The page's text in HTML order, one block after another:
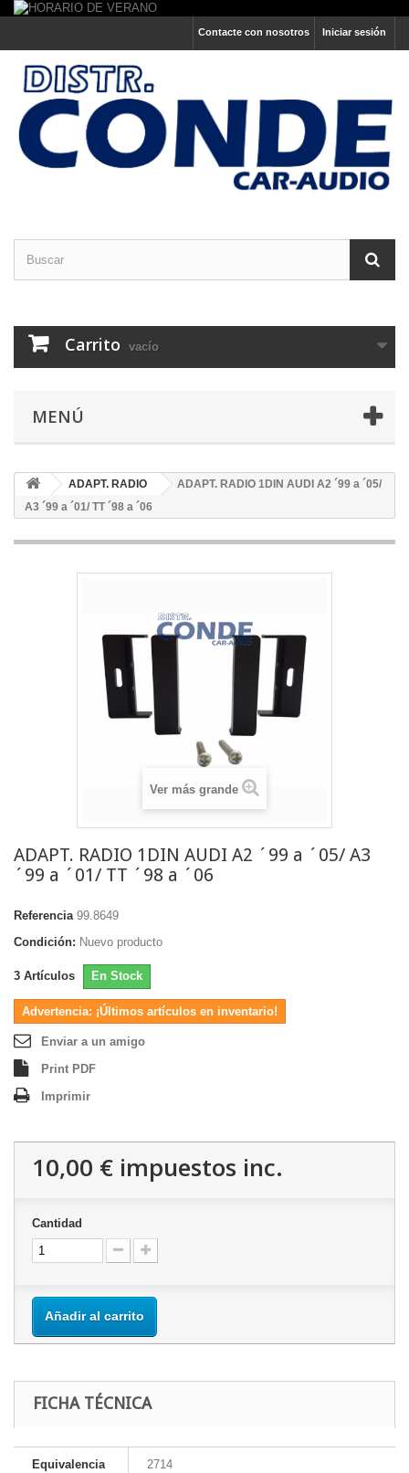
Iniciar sesión
Contacte con nosotros
Carrito vacío
MENÚ
ADAPT. RADIO
ADAPT. RADIO 1DIN AUDI A2 ´99 a ´05/
A3 ´99 a ´01/ TT ´98 a ´06
Ver más grande
ADAPT. RADIO 1DIN AUDI A2 ´99 a ´05/ A3
´99 a ´01/ TT ´98 a ´06
Referencia 99.8649
Condición: Nuevo producto
3 Artículos En Stock
Advertencia: ¡Últimos artículos en inventario!
Enviar a un amigo
Print PDF
Imprimir
10,00 € impuestos inc.
Cantidad
Añadir al carrito
FICHA TÉCNICA
Equivalencia 2714